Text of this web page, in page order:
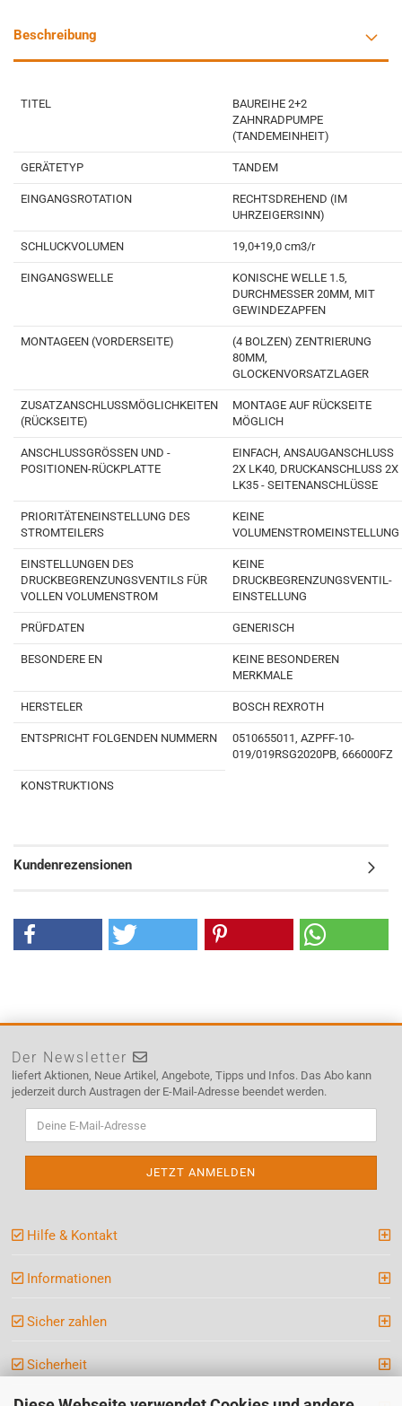
Beschreibung
TITEL
BAUREIHE 2+2
ZAHNRADPUMPE
(TANDEMEINHEIT)
GERÄTETYP TANDEM
EINGANGSROTATION
RECHTSDREHEND (IM
UHRZEIGERSINN)
SCHLUCKVOLUMEN 19,0+19,0 cm3/r
EINGANGSWELLE
KONISCHE WELLE 1.5,
DURCHMESSER 20MM, MIT
GEWINDEZAPFEN
MONTAGEEN (VORDERSEITE)
(4 BOLZEN) ZENTRIERUNG
80MM,
GLOCKENVORSATZLAGER
ZUSATZANSCHLUSSMÖGLICHKEITEN
(RÜCKSEITE)
MONTAGE AUF RÜCKSEITE
MÖGLICH
ANSCHLUSSGRÖSSEN UND -
POSITIONEN-RÜCKPLATTE
EINFACH, ANSAUGANSCHLUSS
2X LK40, DRUCKANSCHLUSS 2X
LK35 - SEITENANSCHLÜSSE
PRIORITÄTENEINSTELLUNG DES
STROMTEILERS
KEINE
VOLUMENSTROMEINSTELLUNG
EINSTELLUNGEN DES
DRUCKBEGRENZUNGSVENTILS FÜR
VOLLEN VOLUMENSTROM
KEINE
DRUCKBEGRENZUNGSVENTIL-
EINSTELLUNG
PRÜFDATEN GENERISCH
BESONDERE EN
KEINE BESONDEREN
MERKMALE
HERSTELER BOSCH REXROTH
ENTSPRICHT FOLGENDEN NUMMERN
0510655011, AZPFF-10-
019/019RSG2020PB, 666000FZ
KONSTRUKTIONS
Kundenrezensionen
Der Newsletter
liefert Aktionen, Neue Artikel, Angebote, Tipps und Infos. Das Abo kann
jederzeit durch Austragen der E-Mail-Adresse beendet werden.
Hilfe & Kontakt
Informationen
Sicher zahlen
Sicherheit